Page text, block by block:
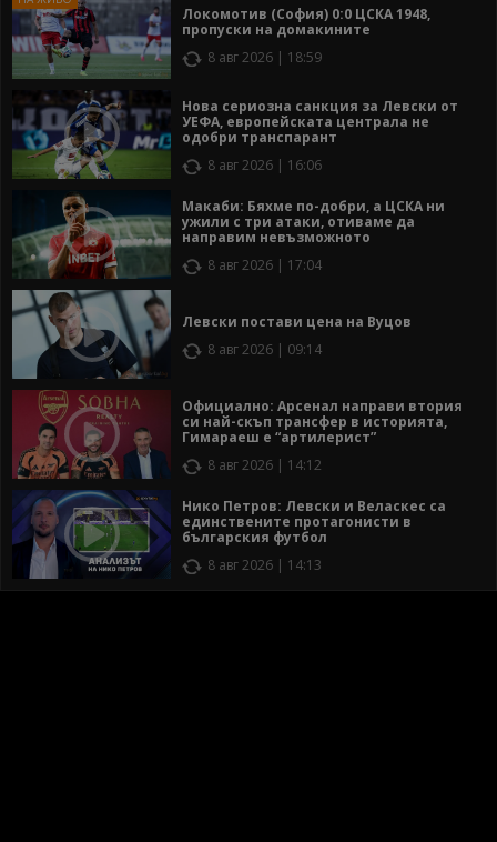
Локомотив (София) 0:0 ЦСКА 1948,
пропуски на домакините
8 авг 2026 | 18:59
Нова сериозна санкция за Левски от
УЕФА, европейската централа не
одобри транспарант
8 авг 2026 | 16:06
Макаби: Бяхме по-добри, а ЦСКА ни
ужили с три атаки, отиваме да
направим невъзможното
8 авг 2026 | 17:04
Левски постави цена на Вуцов
8 авг 2026 | 09:14
Официално: Арсенал направи втория
си най-скъп трансфер в историята,
Гимараеш е “артилерист”
8 авг 2026 | 14:12
Нико Петров: Левски и Веласкес са
единствените протагонисти в
българския футбол
8 авг 2026 | 14:13